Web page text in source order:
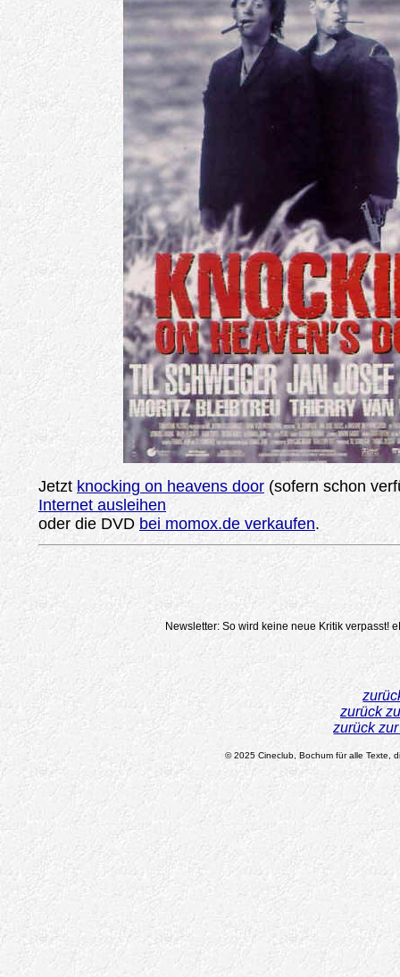
Jetztknocking on heavens door (sofern schon
Internet ausleihen
oder die DVD bei momox.de verkaufen.
Newsletter: So wird keine neue Kritik verpasst!
zurück
zurück
© 2025 Cineclub, Bochum für alle Texte,